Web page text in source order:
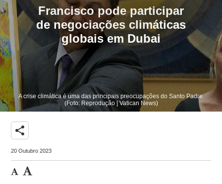
Francisco pode participar
de negociações climáticas
globais em Dubai
A crise climática é uma das principais preocupações do Santo Padre.
(Foto: Reprodução | Vatican News)
share
20 Outubro 2023